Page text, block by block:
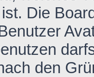
Die
den